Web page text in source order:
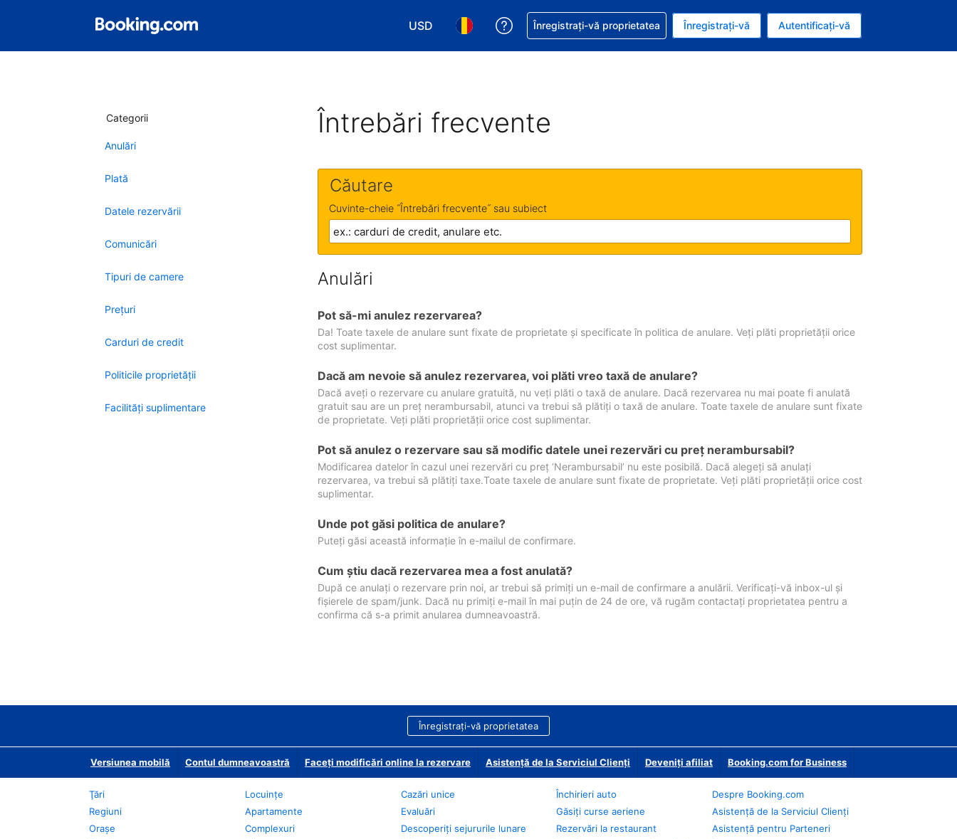
USD
Alegeţi moneda. Moneda actuală este Dolar american
Alegeți limba. Limba actuală este Română
Primiți asistență cu privire la rezervarea dvs.
Înregistrați-vă proprietatea Înregistrați-vă Autentificați-vă
Categorii
Anulări
Plată
Datele rezervării
Comunicări
Tipuri de camere
Preţuri
Carduri de credit
Politicile proprietății
Facilităţi suplimentare
Întrebări frecvente
Căutare
Cuvinte-cheie ˝Întrebări frecvente˝ sau subiect
Anulări
Pot să-mi anulez rezervarea?
Da! Toate taxele de anulare sunt fixate de proprietate și specificate în politica de anulare. Veți plăti proprietății orice
cost suplimentar.
Dacă am nevoie să anulez rezervarea, voi plăti vreo taxă de anulare?
Dacă aveți o rezervare cu anulare gratuită, nu veți plăti o taxă de anulare. Dacă rezervarea nu mai poate fi anulată
gratuit sau are un preț nerambursabil, atunci va trebui să plătiți o taxă de anulare. Toate taxele de anulare sunt fixate
de proprietate. Veți plăti proprietății orice cost suplimentar.
Pot să anulez o rezervare sau să modific datele unei rezervări cu preţ nerambursabil?
Modificarea datelor în cazul unei rezervări cu preț ‘Nerambursabil’ nu este posibilă. Dacă alegeți să anulați
rezervarea, va trebui să plătiți taxe.Toate taxele de anulare sunt fixate de proprietate. Veți plăti proprietății orice cost
suplimentar.
Unde pot găsi politica de anulare?
Puteți găsi această informație în e-mailul de confirmare.
Cum ştiu dacă rezervarea mea a fost anulată?
După ce anulați o rezervare prin noi, ar trebui să primiți un e-mail de confirmare a anulării. Verificați-vă inbox-ul și
fișierele de spam/junk. Dacă nu primiți e-mail în mai puțin de 24 de ore, vă rugăm contactați proprietatea pentru a
confirma că s-a primit anularea dumneavoastră.
Înregistrați-vă proprietatea
Versiunea mobilă Contul dumneavoastră Faceți modificări online la rezervare Asistență de la Serviciul Clienți Deveniţi afiliat Booking.com for Business
Ţări
Regiuni
Oraşe
Locuințe
Apartamente
Complexuri
Cazări unice
Evaluări
Descoperiți sejururile lunare
Închirieri auto
Găsiți curse aeriene
Rezervări la restaurant
Despre Booking.com
Asistență de la Serviciul Clienți
Asistență pentru Parteneri